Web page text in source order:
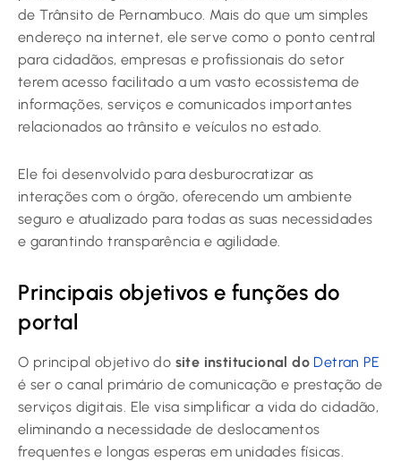
de Trânsito de Pernambuco. Mais do que um simples
endereço na internet, ele serve como o ponto central
para cidadãos, empresas e profissionais do setor
terem acesso facilitado a um vasto ecossistema de
informações, serviços e comunicados importantes
relacionados ao trânsito e veículos no estado.
Ele foi desenvolvido para desburocratizar as
interações com o órgão, oferecendo um ambiente
seguro e atualizado para todas as suas necessidades
e garantindo transparência e agilidade.
Principais objetivos e funções do
portal
O principal objetivo do site institucional do Detran PE
é ser o canal primário de comunicação e prestação de
serviços digitais. Ele visa simplificar a vida do cidadão,
eliminando a necessidade de deslocamentos
frequentes e longas esperas em unidades físicas.